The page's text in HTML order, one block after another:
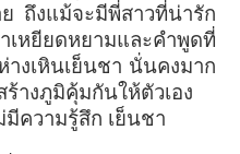
ถึงแม้จะมีพี่สาวที่น่ารัก
หยียดหยามและคำพูดที่
งเหินเย็นชา นั่นคงมาก
างภูมิคุ้มกันให้ตัวเอง
ความรู้สึก เย็นชา